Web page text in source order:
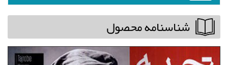
navigation
شناسنامه محصول